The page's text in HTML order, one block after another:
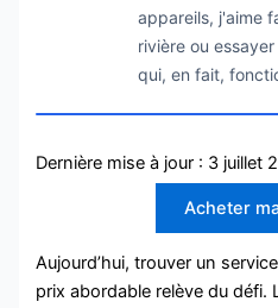
appareils, j'aime
rivière ou
qui, en fait,
Dernière mise à jour : 3 juillet
Acheter
Aujourd’hui, trouver un
prix abordable relève du défi.